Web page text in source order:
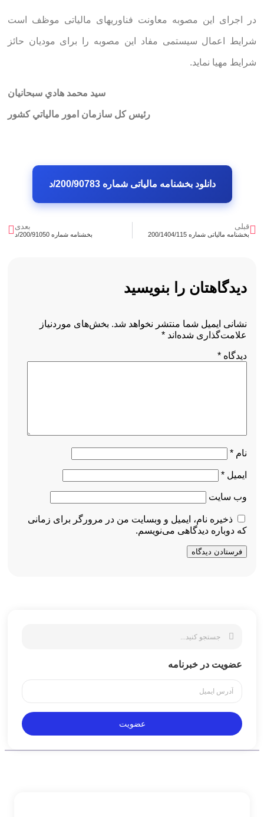
در اجرای این مصوبه معاونت فناوریهای مالیاتی موظف است
شرایط اعمال سیستمی مفاد این مصوبه را برای مودیان حائز
شرایط مهیا نماید.
سيد محمد هادي سبحانيان
رئيس كل سازمان امور مالياتي كشور
دانلود بخشنامه مالیاتی شماره 200/90783/د
قبلی
بخشنامه مالیاتی شماره 200/1404/115
بعدی
بخشنامه شماره 200/91050/د
دیدگاهتان را بنویسید
نشانی ایمیل شما منتشر نخواهد شد. بخش‌های موردنیاز
علامت‌گذاری شده‌اند *
دیدگاه *
نام *
ایمیل *
وب‌ سایت
ذخیره نام، ایمیل و وبسایت من در مرورگر برای زمانی
که دوباره دیدگاهی می‌نویسم.
عضویت در خبرنامه
عضویت